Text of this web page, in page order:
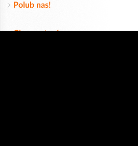
Polub nas!
Chmura tagów